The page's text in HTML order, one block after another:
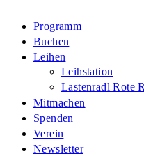
Programm
Buchen
Leihen
Leihstation
Lastenradl Rote
Mitmachen
Spenden
Verein
Newsletter